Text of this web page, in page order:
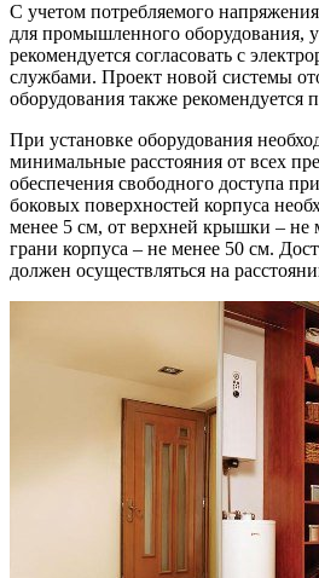
С учетом потребляемого
для промышленного оборудования,
рекомендуется согласовать с
службами. Проект новой системы
оборудования также рекомендуется
При установке оборудования
минимальные расстояния от всех
обеспечения свободного доступа
боковых поверхностей корпуса
менее 5 см, от верхней крышки – не
грани корпуса – не менее 50 см.
должен осуществляться на